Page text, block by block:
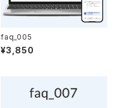
faq_005
¥3,850